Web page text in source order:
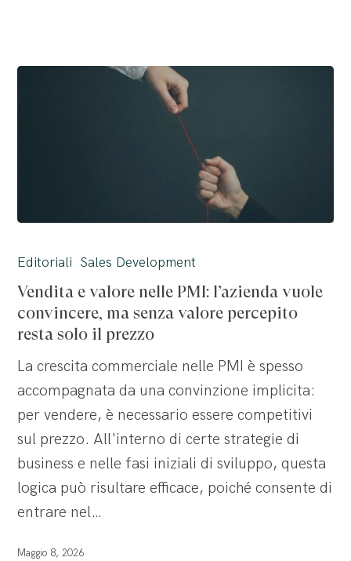
e
valore
nelle
PMI:
l’azienda
convincere,
ma
senza
valore
percepito
solo
Editoriali Sales Development
Vendita e valore nelle PMI: l’azienda vuole
convincere, ma senza valore percepito
resta solo il prezzo
La crescita commerciale nelle PMI è spesso
accompagnata da una convinzione implicita:
per vendere, è necessario essere competitivi
sul prezzo. All'interno di certe strategie di
business e nelle fasi iniziali di sviluppo, questa
logica può risultare efficace, poiché consente di
entrare nel…
Maggio 8, 2026